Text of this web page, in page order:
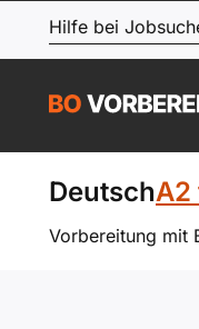
Hilfe bei
DeutschA2
Vorbereitung mit